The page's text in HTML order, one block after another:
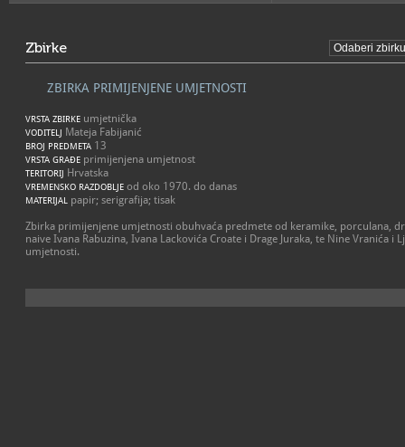
Zbirke
ZBIRKA PRIMIJENJENE UMJETNOSTI
VRSTA ZBIRKE umjetnička
VODITELJ Mateja Fabijanić
BROJ PREDMETA 13
VRSTA GRAĐE primijenjena umjetnost
TERITORIJ Hrvatska
VREMENSKO RAZDOBLJE od oko 1970. do danas
MATERIJAL papir; serigrafija; tisak
Zbirka primijenjene umjetnosti obuhvaća predmete od keramike, porculana,
naive Ivana Rabuzina, Ivana Lackovića Croate i Drage Juraka, te Nine Vranića i
umjetnosti.